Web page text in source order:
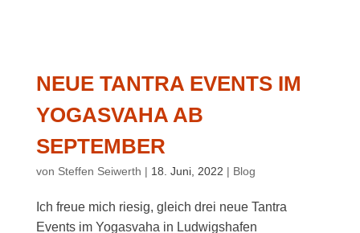
NEUE TANTRA EVENTS IM
YOGASVAHA AB
SEPTEMBER
von Steffen Seiwerth | 18. Juni, 2022 | Blog
Ich freue mich riesig, gleich drei neue Tantra
Events im Yogasvaha in Ludwigshafen